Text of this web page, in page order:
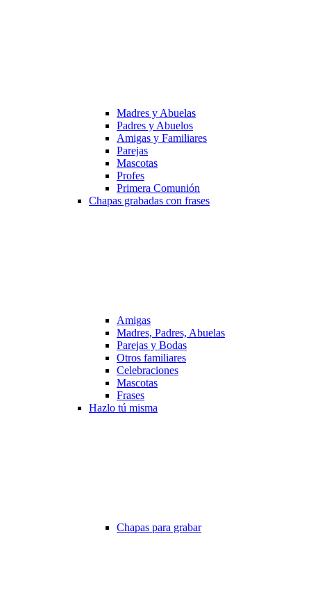
Madres y Abuelas
Padres y Abuelos
Amigas y Familiares
Parejas
Mascotas
Profes
Primera Comunión
Chapas grabadas con frases
Amigas
Madres, Padres, Abuelas
Parejas y Bodas
Otros familiares
Celebraciones
Mascotas
Frases
Hazlo tú misma
Chapas para grabar